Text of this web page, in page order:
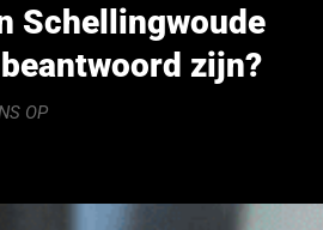
Schellingwoude
zijn?
OP